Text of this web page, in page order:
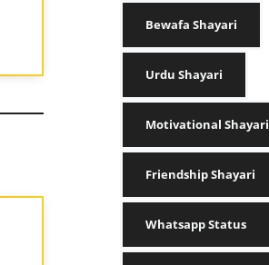
Bewafa Shayari
Urdu Shayari
Motivational Shayari
Friendship Shayari
Whatsapp Status